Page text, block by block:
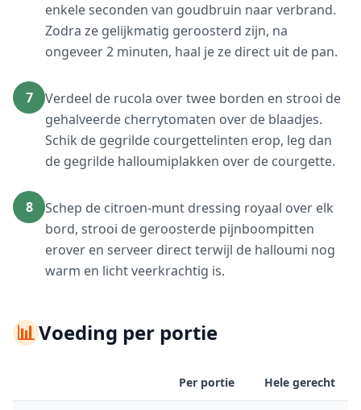
enkele seconden van goudbruin naar verbrand.
Zodra ze gelijkmatig geroosterd zijn, na
ongeveer 2 minuten, haal je ze direct uit de pan.
7
Verdeel de rucola over twee borden en strooi de
gehalveerde cherrytomaten over de blaadjes.
Schik de gegrilde courgettelinten erop, leg dan
de gegrilde halloumiplakken over de courgette.
8
Schep de citroen-munt dressing royaal over elk
bord, strooi de geroosterde pijnboompitten
erover en serveer direct terwijl de halloumi nog
warm en licht veerkrachtig is.
📊Voeding per portie
Per portie Hele gerecht